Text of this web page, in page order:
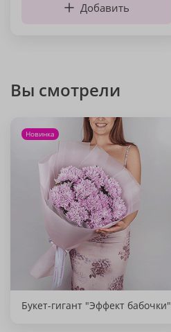
Добавить
Вы смотрели
Новинка
Букет-гигант "Эффект бабочки"